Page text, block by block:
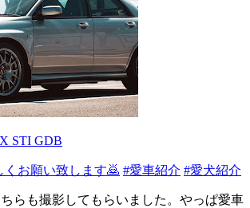
STI GDB
くお願い致します🙇 #愛車紹介 #愛犬紹介
らも撮影してもらいました。やっぱ愛車